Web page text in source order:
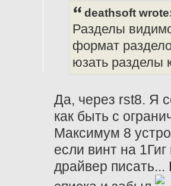
deathsoft
Разделы
формат
юзать разделы
Да, через rst8. Я
как быть с
Максимум 8
если винт на
драйвер